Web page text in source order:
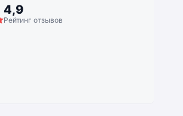
4,9
Рейтинг отзывов